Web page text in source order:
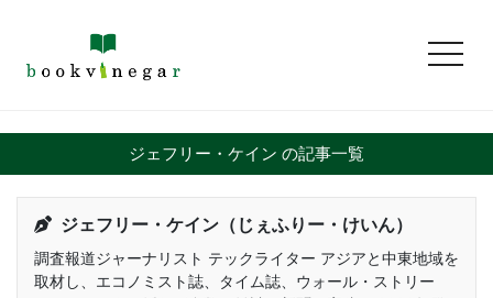
ジェフリー・ケイン の記事一覧
ジェフリー・ケイン（じぇふりー・けいん）
調査報道ジャーナリスト テックライター アジアと中東地域を
取材し、エコノミスト誌、タイム誌、ウォール・ストリー